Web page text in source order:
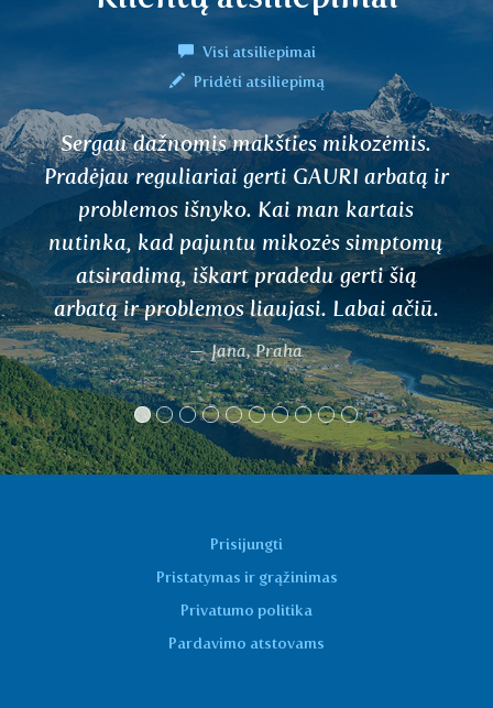
Visi atsiliepimai
Pridėti atsiliepimą
mikozėmis.
arbatą ir
kartais
simptomų
gerti šią
Labai ačiū.
Jau kurį laiką mano
visada šąla. Nuo tada,
tyrimus, pradėjau gerti
pagerėjo kraujotaka.
kojos vėl šiltos.
Wioleta,
Prisijungti
Pristatymas ir grąžinimas
Privatumo politika
Pardavimo atstovams